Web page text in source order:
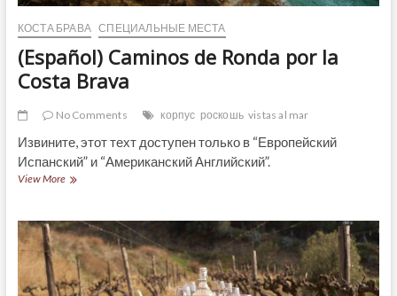
КОСТА БРАВА СПЕЦИАЛЬНЫЕ МЕСТА
(Español) Caminos de Ronda por la
Costa Brava
No Comments корпус роскошь vistas al mar
Извините, этот техт доступен только в “Европейский
Испанский” и “Американский Английский”.
View More(Español)
Ronda
por
la
Costa
Brava